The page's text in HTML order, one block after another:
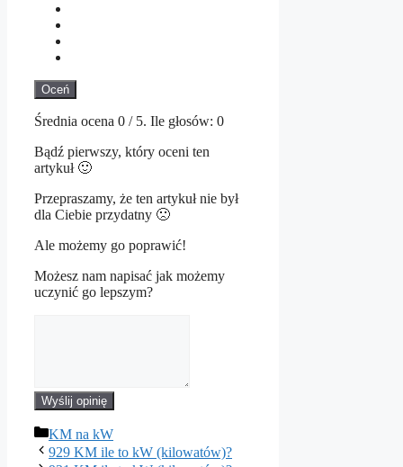
Oceń
Średnia ocena 0 / 5. Ile głosów: 0
Bądź pierwszy, który oceni ten
artykuł 🙂
Przepraszamy, że ten artykuł nie był
dla Ciebie przydatny 🙁
Ale możemy go poprawić!
Możesz nam napisać jak możemy
uczynić go lepszym?
Wyślij opinię
Kategorie
KM na kW
929 KM ile to kW (kilowatów)?